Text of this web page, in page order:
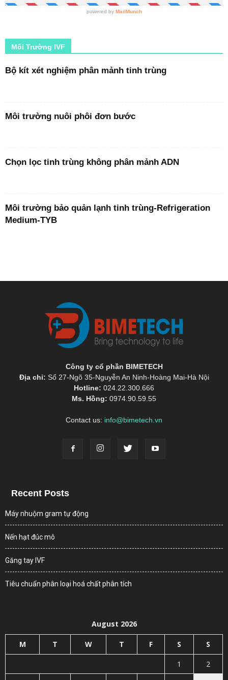
Môi Trường IVF
Bộ kít xét nghiệm phân mảnh tinh trùng
Môi trường nuôi phôi đơn bước
Chọn lọc tinh trùng không phân mảnh ADN
Môi trường bảo quản lạnh tinh trùng-Refrigeration
Medium-TYB
Công ty cổ phần BIMETECH
Địa chỉ: Số 27-Ngõ 35-Nguyễn An Ninh-Hoàng Mai-Hà Nội
Hotline: 024.22.300.666
Ms. Hồng: 0974.90.59.55
Contact us: info@bimetech.vn
Recent Posts
Máy nhuộm gram tự động
Nến hạt đúc mô
Găng tay IVF
Tiêu chuẩn phân loại hoá chất phân tích
August 2026
M T W T F S S
1
2